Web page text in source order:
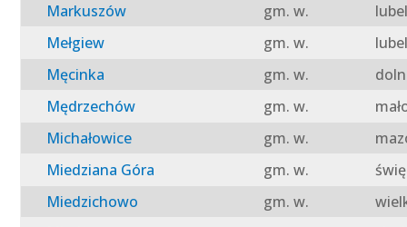
Markuszów
gm. w.
Mełgiew
gm. w.
Męcinka
gm. w.
Mędrzechów
gm. w.
Michałowice
gm. w.
Miedziana Góra
gm. w.
Miedzichowo
gm. w.